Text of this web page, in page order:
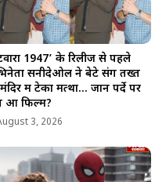
1947’ के रिलीज से पहले
सनीदेओल ने बेटे संग तख्त
में टेका मत्था… जानें पर्दे पर
आ फिल्म?
3, 2026